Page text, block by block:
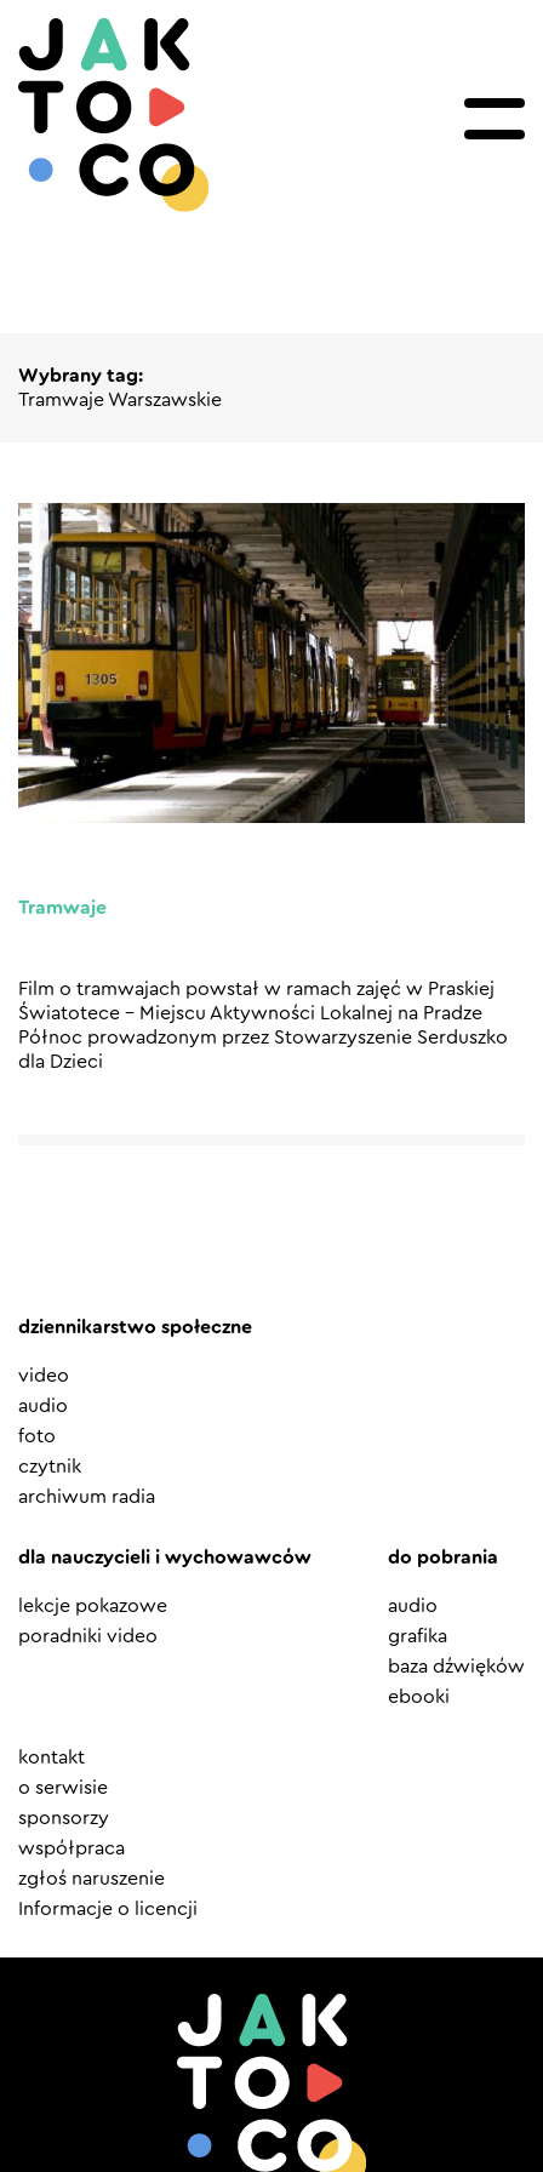
Wybrany tag:
Tramwaje Warszawskie
Tramwaje
Film o tramwajach powstał w ramach zajęć w Praskiej
Światotece – Miejscu Aktywności Lokalnej na Pradze
Północ prowadzonym przez Stowarzyszenie Serduszko
dla Dzieci
dziennikarstwo społeczne
video
audio
foto
czytnik
archiwum radia
dla nauczycieli i wychowawców
lekcje pokazowe
poradniki video
do pobrania
audio
grafika
baza dźwięków
ebooki
Element
menu
kontakt
o serwisie
sponsorzy
współpraca
zgłoś naruszenie
Informacje o licencji